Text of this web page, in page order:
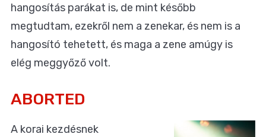
hangosítás parákat is, de mint később
megtudtam, ezekről nem a zenekar, és nem is a
hangosító tehetett, és maga a zene amúgy is
elég meggyőző volt.
ABORTED
A korai kezdésnek